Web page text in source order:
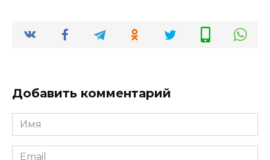
Добавить комментарий
Имя
*
Email